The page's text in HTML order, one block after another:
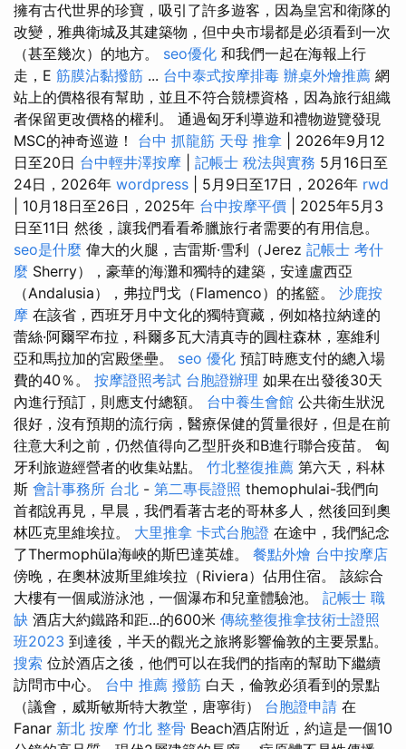
擁有古代世界的珍寶，吸引了許多遊客，因為皇宮和衛隊的
改變，雅典衛城及其建築物，但中央市場都是必須看到一次
（甚至幾次）的地方。 seo優化 和我們一起在海報上行
走，E 筋膜沾黏撥筋 ... 台中泰式按摩排毒 辦桌外燴推薦 網
站上的價格很有幫助，並且不符合競標資格，因為旅行組織
者保留更改價格的權利。 通過匈牙利導遊和禮物遊覽發現
MSC的神奇巡遊！ 台中 抓龍筋 天母 推拿 | 2026年9月12
日至20日 台中輕井澤按摩 記帳士 稅法與實務 5月16日至
24日，2026年 wordpress | 5月9日至17日，2026年 rwd
| 10月18日至26日，2025年 台中按摩平價 | 2025年5月3
日至11日 然後，讓我們看看希臘旅行者需要的有用信息。
seo是什麼 偉大的火腿，吉雷斯·雪利（Jerez 記帳士 考什
麼 Sherry），豪華的海灘和獨特的建築，安達盧西亞
（Andalusia），弗拉門戈（Flamenco）的搖籃。 沙鹿按
摩 在該省，西班牙月中文化的獨特寶藏，例如格拉納達的
蕾絲·阿爾罕布拉，科爾多瓦大清真寺的圓柱森林，塞維利
亞和馬拉加的宮殿堡壘。 seo 優化 預訂時應支付的總入場
費的40％。 按摩證照考試 台胞證辦理 如果在出發後30天
內進行預訂，則應支付總額。 台中養生會館 公共衛生狀況
很好，沒有預期的流行病，醫療保健的質量很好，但是在前
往意大利之前，仍然值得向乙型肝炎和B進行聯合疫苗。 匈
牙利旅遊經營者的收集站點。 竹北整復推薦 第六天，科林
斯 會計事務所 台北 - 第二專長證照 themophulai-我們向
首都說再見，早晨，我們看著古老的哥林多人，然後回到奧
林匹克里維埃拉。 大里推拿 卡式台胞證 在途中，我們紀念
了Thermophüla海峽的斯巴達英雄。 餐點外燴 台中按摩店
傍晚，在奧林波斯里維埃拉（Riviera）佔用住宿。 該綜合
大樓有一個咸游泳池，一個瀑布和兒童體驗池。 記帳士 職
缺 酒店大約鐵路和距...的600米 傳統整復推拿技術士證照
班2023 到達後，半天的觀光之旅將影響倫敦的主要景點。
搜索 位於酒店之後，他們可以在我們的指南的幫助下繼續
訪問市中心。 台中 推薦 撥筋 白天，倫敦必須看到的景點
（議會，威斯敏斯特大教堂，唐寧街） 台胞證申請 在
Fanar 新北 按摩 竹北 整骨 Beach酒店附近，約這是一個10